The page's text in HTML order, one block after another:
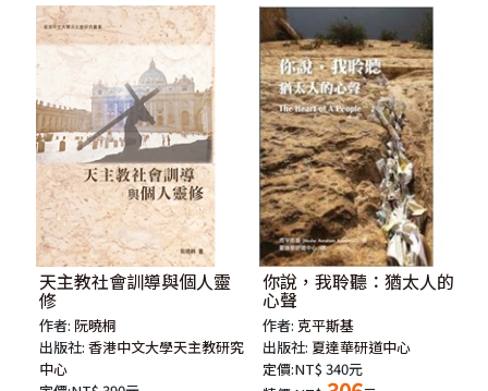
天主教社會訓導與個人靈
修
作者: 阮曉桐
出版社:香港中文大學天主教研究
中心
你說，我聆聽：猶太人的
心聲
作者:克平斯基
出版社: 夏達華研道中心
定價:NT$ 340元